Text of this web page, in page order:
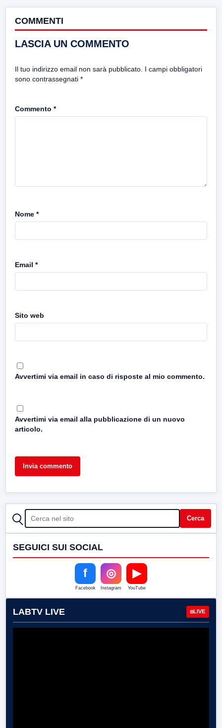
COMMENTI
LASCIA UN COMMENTO
Il tuo indirizzo email non sarà pubblicato. I campi obbligatori
sono contrassegnati *
Commento *
Nome *
Email *
Sito web
Avvertimi via email in caso di risposte al mio commento.
Avvertimi via email alla pubblicazione di un nuovo
articolo.
CERCA Cerca
SEGUICI SUI SOCIAL
f
Facebook
◎
Instagram
▶
YouTube
LABTV LIVE LIVE